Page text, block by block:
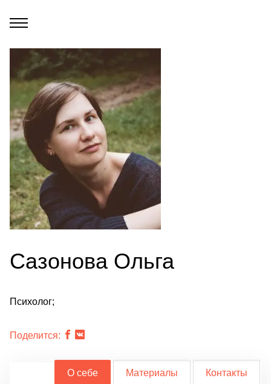
Сазонова Ольга
Психолог;
Поделится:
О себе Материалы Контакты